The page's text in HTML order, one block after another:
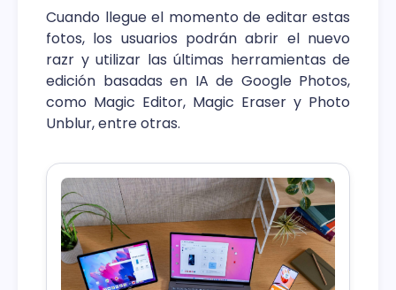
Cuando llegue el momento de editar estas
fotos, los usuarios podrán abrir el nuevo
razr y utilizar las últimas herramientas de
edición basadas en IA de Google Photos,
como Magic Editor, Magic Eraser y Photo
Unblur, entre otras.